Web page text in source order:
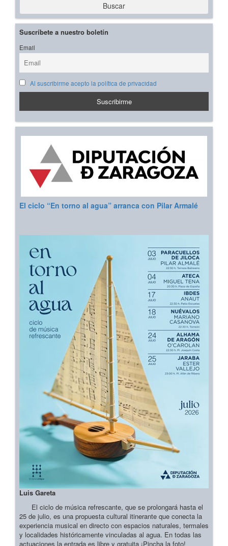
Buscar
Suscríbete a nuestro boletín
Email
Al suscribirme acepto la política de privacidad
El ciclo “En torno al agua” arranca con Pilar Armalé
Luis Gareta
El ciclo de música refrescante, que se prolongará hasta el
25 de julio, es una propuesta cultural itinerante que conecta la
experiencia musical en directo con espacios naturales, termales
y localidades históricamente vinculadas al agua. En todas las
actuaciones la entrada es libre y gratuita ¡Pincha la foto!